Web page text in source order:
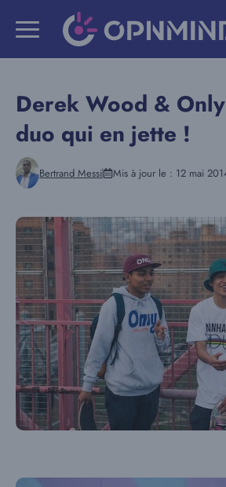
Derek Wood &
duo qui en jette !
Bertrand Messi Mis à jour le : 12 mai